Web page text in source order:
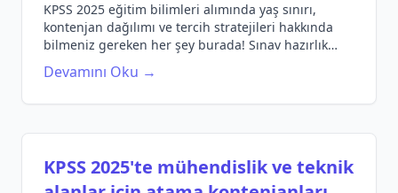
KPSS 2025 eğitim bilimleri alımında yaş sınırı,
kontenjan dağılımı ve tercih stratejileri hakkında
bilmeniz gereken her şey burada! Sınav hazırlık
sürecinizi planlayın ve başarıya ulaşın.
Devamını Oku →
KPSS 2025'te mühendislik ve teknik